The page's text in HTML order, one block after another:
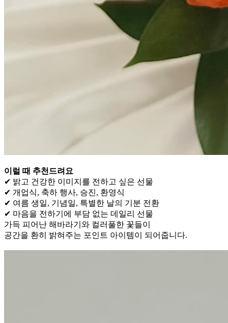
이럴 때 추천드려요
✔ 밝고 건강한 이미지를 전하고 싶은 선물
✔ 개업식, 축하 행사, 승진, 환영식
✔ 여름 생일, 기념일, 특별한 날의 기분 전환
✔ 마음을 전하기에 부담 없는 데일리 선물
가득 피어난 해바라기와 컬러풀한 꽃들이
공간을 환히 밝혀주는 포인트 아이템이 되어줍니다.